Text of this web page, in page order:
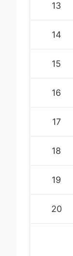
13
14
15
16
17
18
19
20